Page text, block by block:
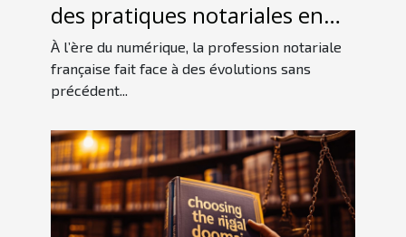
des pratiques notariales en
France
À l’ère du numérique, la profession notariale
française fait face à des évolutions sans
précédent...